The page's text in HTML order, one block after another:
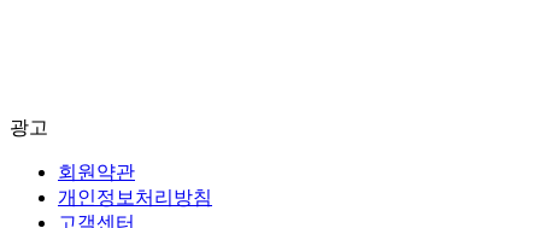
광고
회원약관
개인정보처리방침
고객센터